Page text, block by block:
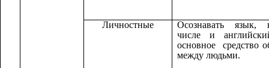
Личностные
Осознавать
числе и
основное средство
между людьми.